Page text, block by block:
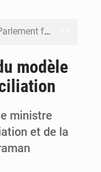
Congo : le Parlement formule 28 recommandations sur le Cadre budgétaire 2027-2029
Congo : Brazzaville se dote d’un plan d’action pour renforcer sa résilience climatique
Congo : la Grande foire agricole pour renforcer la souveraineté alimentaire
Le Congo se dote d’un programme national pour valoriser les produits forestiers non ligneux
modèle
ministre
et de la